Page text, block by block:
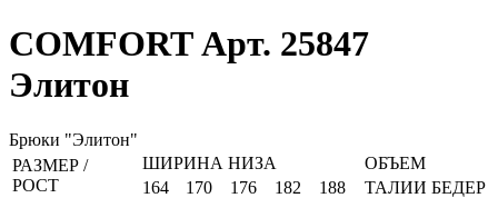
COMFORT Арт. 25847
Элитон
Брюки "Элитон"
РАЗМЕР /
РОСТ
ШИРИНА НИЗА
ОБЪЕМ
164
170 176 182 188 ТАЛИИ БЕДЕР